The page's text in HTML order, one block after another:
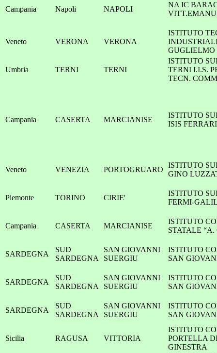
Campania Napoli NAPOLI
NA IC
Veneto VERONA VERONA
ISTITUTO
Umbria TERNI TERNI
ISTITUTO
TERNI I.I.S.
TECN.
Campania CASERTA MARCIANISE
ISTITUTO
ISIS
Veneto VENEZIA PORTOGRUARO
ISTITUTO
GINO
Piemonte TORINO CIRIE'
ISTITUTO
FERMI-
Campania CASERTA MARCIANISE
ISTITUTO
STATALE
SARDEGNA
SUD
SARDEGNA
SAN GIOVANNI
SUERGIU
ISTITUTO
SAN
SARDEGNA
SUD
SARDEGNA
SAN GIOVANNI
SUERGIU
ISTITUTO
SAN
SARDEGNA
SUD
SARDEGNA
SAN GIOVANNI
SUERGIU
ISTITUTO
SAN
Sicilia RAGUSA VITTORIA
ISTITUTO
PORTELLA
GINESTRA